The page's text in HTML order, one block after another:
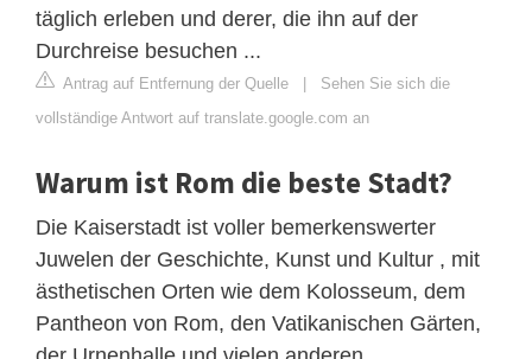
täglich erleben und derer, die ihn auf der
Durchreise besuchen ...
Antrag auf Entfernung der Quelle | Sehen Sie sich die
vollständige Antwort auf translate.google.com an
Warum ist Rom die beste Stadt?
Die Kaiserstadt ist voller bemerkenswerter
Juwelen der Geschichte, Kunst und Kultur , mit
ästhetischen Orten wie dem Kolosseum, dem
Pantheon von Rom, den Vatikanischen Gärten,